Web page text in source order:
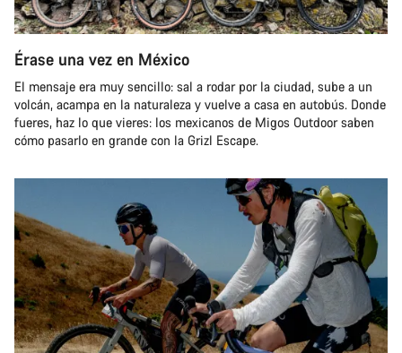
Érase una vez en México
El mensaje era muy sencillo: sal a rodar por la ciudad, sube a un
volcán, acampa en la naturaleza y vuelve a casa en autobús. Donde
fueres, haz lo que vieres: los mexicanos de Migos Outdoor saben
cómo pasarlo en grande con la Grizl Escape.